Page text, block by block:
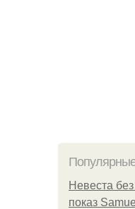
Невеста
показ